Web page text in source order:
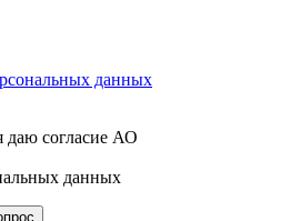
данных
даю согласие АО
данных